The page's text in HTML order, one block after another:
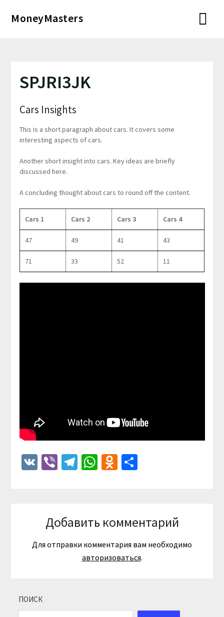
MoneyMasters
SPJRI3JK
Cars Insights
This is a short paragraph about cars. It covers some
interesting aspects of cars.
Another short insight into cars. Key ideas are briefly
discussed here.
A concluding thought about cars to round off the content.
Cars 1 Cars 2 Cars 3 Cars 4
47 49 41 43
71 33 52 11
VKViberTelegram
WhatsApp
Odnoklassniki
Отправить
Добавить комментарий
Для отправки комментария вам необходимо
авторизоваться.
ПОИСК